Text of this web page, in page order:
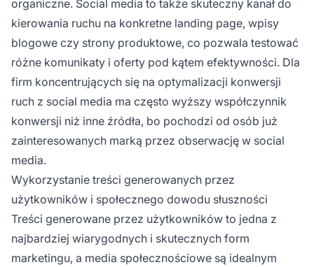
organiczne. Social media to także skuteczny kanał do
kierowania ruchu na konkretne landing page, wpisy
blogowe czy strony produktowe, co pozwala testować
różne komunikaty i oferty pod kątem efektywności. Dla
firm koncentrujących się na optymalizacji konwersji
ruch z social media ma często wyższy współczynnik
konwersji niż inne źródła, bo pochodzi od osób już
zainteresowanych marką przez obserwację w social
media.
Wykorzystanie treści generowanych przez
użytkowników i społecznego dowodu słuszności
Treści generowane przez użytkowników to jedna z
najbardziej wiarygodnych i skutecznych form
marketingu, a media społecznościowe są idealnym